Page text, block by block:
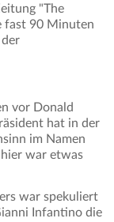
"The
fast 90 Minuten
vor Donald
hat in der
im Namen
hier war etwas
war spekuliert
Infantino die